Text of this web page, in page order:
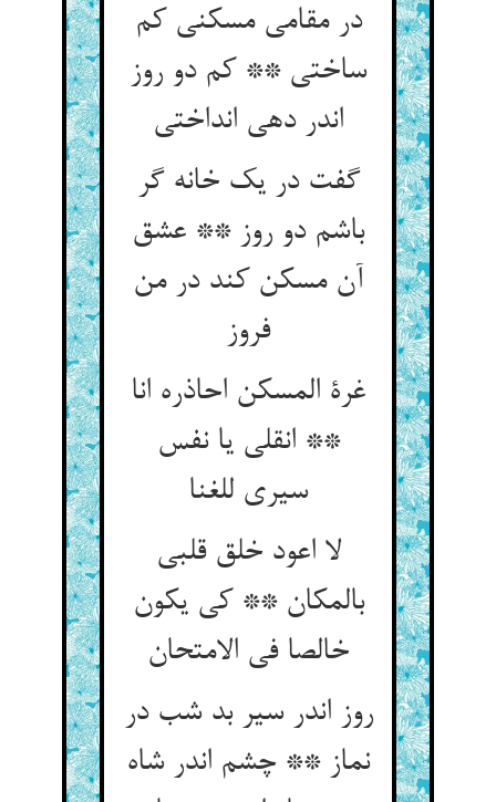
در مقامی مسکنی کم
ساختی ** کم دو روز
اندر دهی انداختی
گفت در یک خانه گر
باشم دو روز ** عشق
آن مسکن کند در من
فروز
غرة المسکن احاذره انا
** انقلی یا نفس
سیری للغنا
لا اعود خلق قلبی
بالمکان ** کی یکون
خالصا فی الامتحان
روز اندر سیر بد شب در
نماز ** چشم اندر شاه